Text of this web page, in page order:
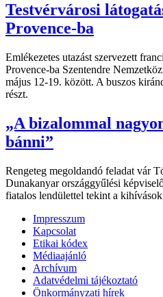
Testvérvárosi
Provence-ba
Emlékezetes utazást szervezett
Provence-ba Szentendre
május 12-19. között. A buszos
részt.
„A bizalommal
bánni”
Rengeteg megoldandó feladat vár
Dunakanyar országgyűlési
fiatalos lendülettel tekint a
Impresszum
Kapcsolat
Etikai kódex
Médiaajánló
Archívum
Adatvédelmi tájékoztató
Önkormányzati hírek